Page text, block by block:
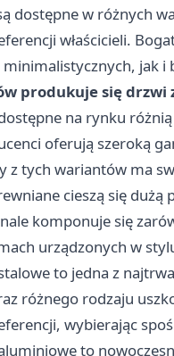
dostępne w różnych
właścicieli.
jak i
produkuje się drzwi
na rynku
oferują szeroką
z tych wariantów ma
cieszą się
komponuje się
urządzonych w
to jedna z
różnego rodzaju
wybierając
to